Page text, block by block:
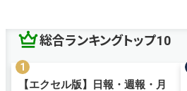
総合ランキングトップ10
【エクセル版】日報・週報・月